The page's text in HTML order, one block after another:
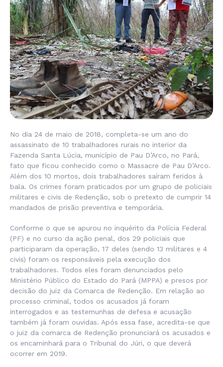
No dia 24 de maio de 2018, completa-se um ano do
assassinato de 10 trabalhadores rurais no interior da
Fazenda Santa Lúcia, município de Pau D’Arco, no Pará,
fato que ficou conhecido como o Massacre de Pau D’Arco.
Além dos 10 mortos, dois trabalhadores saíram feridos à
bala. Os crimes foram praticados por um grupo de policiais
militares e civis de Redenção, sob o pretexto de cumprir 14
mandados de prisão preventiva e temporária.
Conforme o que se apurou no inquérito da Polícia Federal
(PF) e no curso da ação penal, dos 29 policiais que
participaram da operação, 17 deles (sendo 13 militares e 4
civis) foram os responsáveis pela execução dos
trabalhadores. Todos eles foram denunciados pelo
Ministério Público do Estado do Pará (MPPA) e presos por
decisão do juiz da Comarca de Redenção. Em relação ao
processo criminal, todos os acusados já foram
interrogados e as testemunhas de defesa e acusação
também já foram ouvidas. Após essa fase, acredita-se que
o juiz da comarca de Redenção pronunciará os acusados e
os encaminhará para o Tribunal do Júri, o que deverá
ocorrer em 2019.